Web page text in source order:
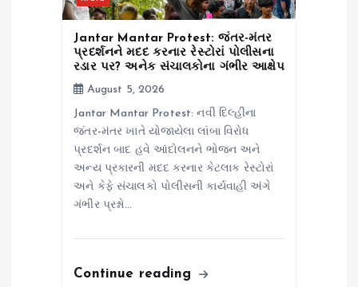
Jantar Mantar Protest: જંતર-મંતર
પ્રદર્શનને મદદ કરનાર રેસ્ટોરાં પોલીસના
રડાર પર? અનેક સંચાલકોના ગંભીર આક્ષેપ
August 5, 2026
Jantar Mantar Protest: નવી દિલ્હીના
જંતર-મંતર ખાતે યોજાયેલા લાંબા વિરોધ
પ્રદર્શન બાદ હવે આંદોલનને ભોજન અને
અન્ય પ્રકારની મદદ કરનાર કેટલાક રેસ્ટોરાં
અને કેફે સંચાલકો પોલીસની કાર્યવાહી અંગે
ગંભીર પ્રશ્નો…
Continue reading